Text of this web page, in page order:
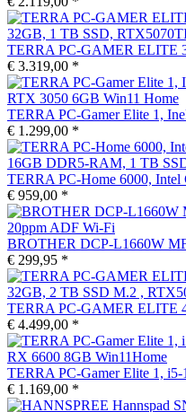
TERRA PC-GAMER ELITE
€ 3.319,00 *
TERRA PC-Gamer Elite 1,
€ 1.299,00 *
TERRA PC-Home 6000, Intel
€ 959,00 *
BROTHER DCP-L1660W
€ 299,95 *
TERRA PC-GAMER ELITE
€ 4.499,00 *
TERRA PC-Gamer Elite 1,
€ 1.169,00 *